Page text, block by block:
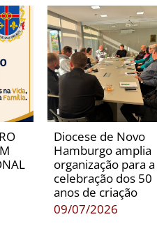
Diocese de Novo
Hamburgo amplia
organização para a
celebração dos 50
anos de criação
09/07/2026